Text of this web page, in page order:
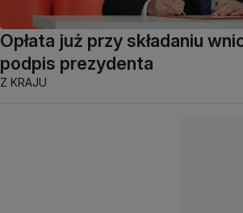
Opłata już przy składaniu
podpis prezydenta
Z KRAJU